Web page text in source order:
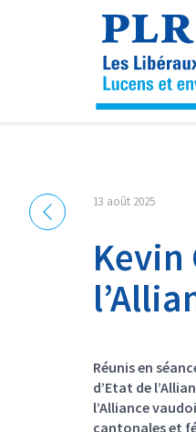
13 août 2025
Kevin
Réunis en
d’Etat de
l’Alliance
cantonales et
Panneau de gestion des cookies